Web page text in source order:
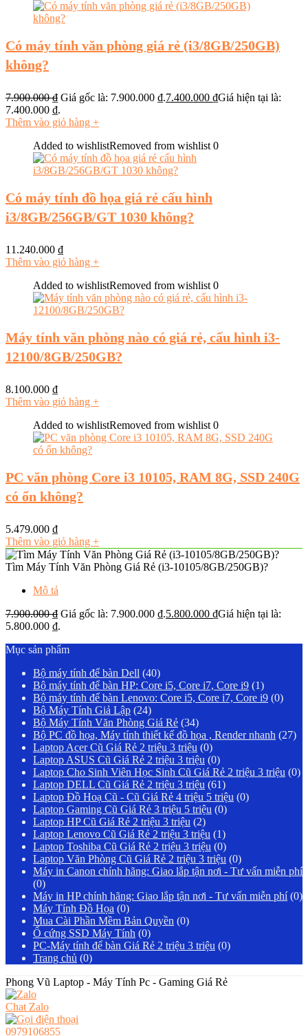
Có máy tính văn phòng giá rẻ (i3/8GB/250GB)
không?
7.900.000₫ Giá gốc là: 7.900.000 ₫.7.400.000 ₫Giá hiện tại là:
7.400.000 ₫.
Thêm vào giỏ hàng +
Added to wishlistRemoved from wishlist 0
Có máy tính đồ họa giá rẻ cấu hình
i3/8GB/256GB/GT 1030 không?
11.240.000 ₫
Thêm vào giỏ hàng +
Added to wishlistRemoved from wishlist 0
Máy tính văn phòng nào có giá rẻ, cấu hình i3-
12100/8GB/250GB?
8.100.000 ₫
Thêm vào giỏ hàng +
Added to wishlistRemoved from wishlist 0
PC văn phòng Core i3 10105, RAM 8G, SSD 240G
có ổn không?
5.479.000 ₫
Thêm vào giỏ hàng +
Tìm Máy Tính Văn Phòng Giá Rẻ (i3-10105/8GB/250GB)?
Mô tả
7.900.000₫ Giá gốc là: 7.900.000 ₫.5.800.000 ₫Giá hiện tại là:
5.800.000 ₫.
Mục sản phẩm
Bộ máy tính để bàn Dell (40)
Bộ máy tính để bàn HP: Core i5, Core i7, Core i9 (1)
Bộ máy tính để bàn Lenovo: Core i5, Core i7, Core i9 (0)
Bộ Máy Tính Giả Lập (24)
Bộ Máy Tính Văn Phòng Giá Rẻ (34)
Bộ PC đồ họa, Máy tính thiết kế đồ họa , Render nhanh (27)
Laptop Acer Cũ Giá Rẻ 2 triệu 3 triệu (0)
Laptop ASUS Cũ Giá Rẻ 2 triệu 3 triệu (0)
Laptop Cho Sinh Viên Học Sinh Cũ Giá Rẻ 2 triệu 3 triệu (0)
Laptop DELL Cũ Giá Rẻ 2 triệu 3 triệu (61)
Laptop Đồ Hoạ Cũ - Cũ Giá Rẻ 4 triệu 5 triệu (0)
Laptop Gaming Cũ Giá Rẻ 3 triệu 5 triệu (0)
Laptop HP Cũ Giá Rẻ 2 triệu 3 triệu (2)
Laptop Lenovo Cũ Giá Rẻ 2 triệu 3 triệu (1)
Laptop Toshiba Cũ Giá Rẻ 2 triệu 3 triệu (0)
Laptop Văn Phòng Cũ Giá Rẻ 2 triệu 3 triệu (0)
Máy in Canon chính hãng: Giao lắp tận nơi - Tư vấn miễn phí
(0)
Máy in HP chính hãng: Giao lắp tận nơi - Tư vấn miễn phí (0)
Máy Tính Đồ Họa (0)
Mua Cài Phần Mềm Bản Quyền (0)
Ổ cứng SSD Máy Tính (0)
PC-Máy tính để bàn Giá Rẻ 2 triệu 3 triệu (0)
Trang chủ (0)
Phong Vũ Laptop - Máy Tính Pc - Gaming Giá Rẻ
Chat Zalo
0979106855